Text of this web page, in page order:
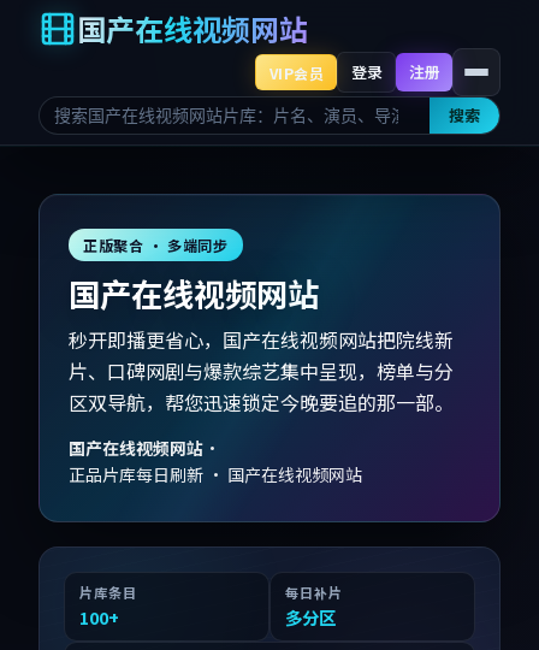
国产在线视频网站
搜索
VIP会员 登录 注册
正版聚合 · 多端同步
国产在线视频网站
秒开即播更省心，国产在线视频网站把院线新
片、口碑网剧与爆款综艺集中呈现，榜单与分
区双导航，帮您迅速锁定今晚要追的那一部。
国产在线视频网站 ·
正品片库每日刷新 · 国产在线视频网站
片库条目
100+
每日补片
多分区